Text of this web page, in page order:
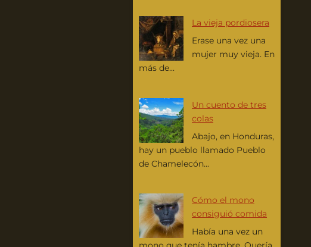
La vieja pordiosera
Erase una vez una
mujer muy vieja. En
más de...
Un cuento de tres
colas
Abajo, en Honduras,
hay un pueblo llamado Pueblo
de Chamelecón...
Cómo el mono
consiguió comida
Había una vez un